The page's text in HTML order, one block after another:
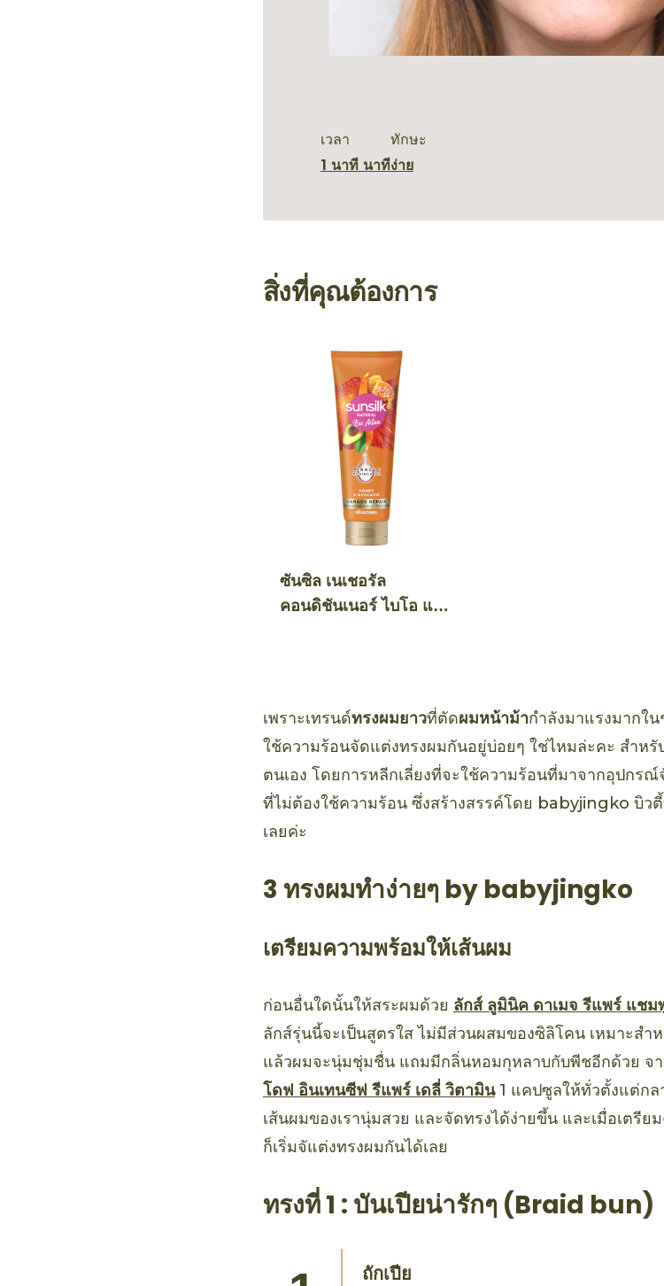
เวลา
1 นาที นาที
ทักษะ
ง่าย
สิ่งที่คุณต้องการ
ซันซิล เนเชอรัล
คอนดิชันเนอร์ ไบโอ แอ
เพราะเทรนด์ทรงผมยาวที่ตัดผมหน้าม้ากำลังมาแรงมากใ
ใช้ความร้อนจัดแต่งทรงผมกันอยู่บ่อยๆ ใช่ไหมล่ะคะ สำห
ตนเอง โดยการหลีกเลี่ยงที่จะใช้ความร้อนที่มาจากอุปกร
ที่ไม่ต้องใช้ความร้อน ซึ่งสร้างสรรค์โดย babyjingko บิวตี้
เลยค่ะ
3 ทรงผมทำง่ายๆ by babyjingko
เตรียมความพร้อมให้เส้นผม
ก่อนอื่นใดนั้นให้สระผมด้วย ลักส์ ลูมินิค ดาเมจ รีแพร์ แชม
ลักส์รุ่นนี้จะเป็นสูตรใส ไม่มีส่วนผสมของซิลิโคน เหมาะสำ
แล้วผมจะนุ่มชุ่มชื่น แถมมีกลิ่นหอมกุหลาบกับพีชอีกด้วย จา
โดฟ อินเทนซีฟ รีแพร์ เดลี่ วิตามิน1 แคปซูลให้ทั่วตั้งแต่กล
เส้นผมของเรานุ่มสวย และจัดทรงได้ง่ายขึ้น และเมื่อเตรีย
ก็เริ่มจัแต่งทรงผมกันได้เลย
ทรงที่ 1 : บันเปียน่ารักๆ (Braid bun)
ถักเปีย